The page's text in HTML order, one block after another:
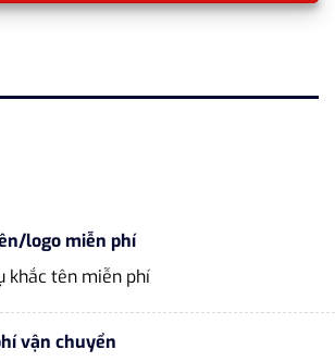
logo miễn phí
khắc tên miễn phí
vận chuyển